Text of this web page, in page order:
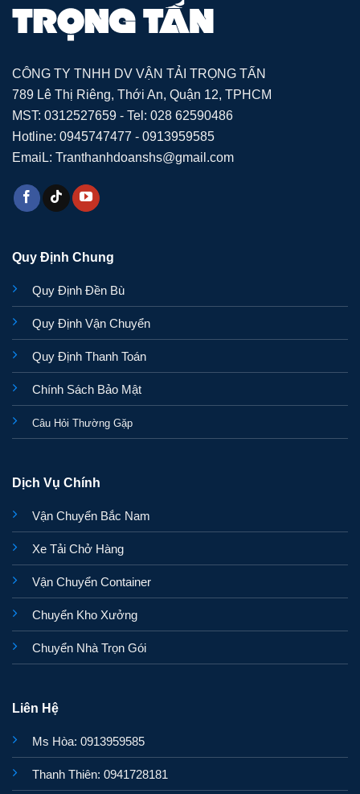
CÔNG TY TNHH DV VẬN TẢI TRỌNG TẤN
789 Lê Thị Riêng, Thới An, Quận 12, TPHCM
MST: 0312527659 - Tel: 028 62590486
Hotline: 0945747477 - 0913959585
EmaiL: Tranthanhdoanshs@gmail.com
Quy Định Chung
Quy Định Đền Bù
Quy Định Vận Chuyển
Quy Định Thanh Toán
Chính Sách Bảo Mật
Câu Hỏi Thường Gặp
Dịch Vụ Chính
Vận Chuyển Bắc Nam
Xe Tải Chở Hàng
Vận Chuyển Container
Chuyển Kho Xưởng
Chuyển Nhà Trọn Gói
Liên Hệ
Ms Hòa: 0913959585
Thanh Thiên: 0941728181